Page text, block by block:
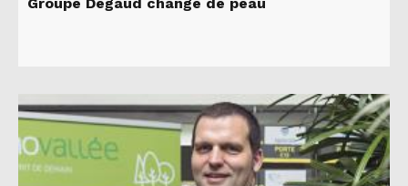
Groupe Degaud change de peau